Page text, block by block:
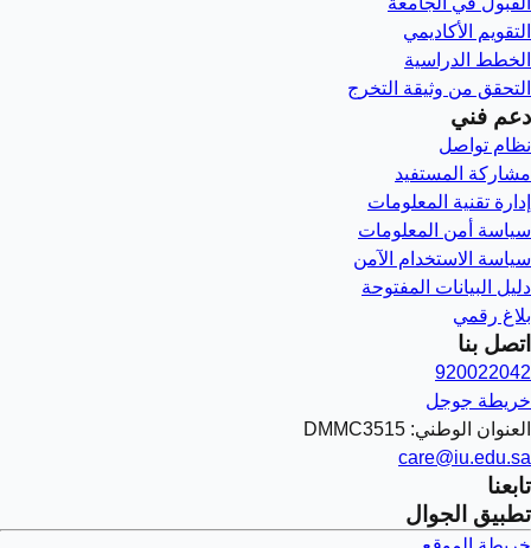
التقويم الأكاديمي
الخطط الدراسية
التحقق من وثيقة التخرج
دعم فني
نظام تواصل
مشاركة المستفيد
إدارة تقنية المعلومات
سياسة أمن المعلومات
سياسة الاستخدام الآمن
دليل البيانات المفتوحة
بلاغ رقمي
اتصل بنا
920022042
خريطة جوجل
العنوان الوطني: DMMC3515
care@iu.edu.sa
تابعنا
تطبيق الجوال